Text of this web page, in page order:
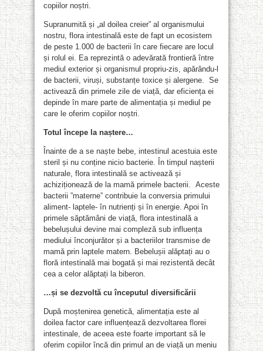
copiilor noștri.
Supranumită și „al doilea creier” al organismului
nostru, flora intestinală este de fapt un ecosistem
de peste 1.000 de bacterii în care fiecare are locul
și rolul ei. Ea reprezintă o adevărată frontieră între
mediul exterior și organismul propriu-zis, apărându-l
de bacterii, viruși, substanțe toxice și alergene. Se
activează din primele zile de viață, dar eficiența ei
depinde în mare parte de alimentația și mediul pe
care le oferim copiilor noștri.
Totul începe la naștere…
Înainte de a se naște bebe, intestinul acestuia este
steril și nu conține nicio bacterie. În timpul nașterii
naturale, flora intestinală se activează și
achiziționează de la mamă primele bacterii. Aceste
bacterii ”materne” contribuie la conversia primului
aliment- laptele- în nutrienți și în energie. Apoi în
primele săptămâni de viață, flora intestinală a
bebelușului devine mai compleză sub influența
mediului înconjurător și a bacteriilor transmise de
mamă prin laptele matern. Bebelușii alăptați au o
floră intestinală mai bogată și mai rezistentă decât
cea a celor alăptați la biberon.
…și se dezvoltă cu începutul diversificării
După moștenirea genetică, alimentația este al
doilea factor care influențează dezvoltarea florei
intestinale, de aceea este foarte important să le
oferim copiilor încă din primul an de viață un meniu